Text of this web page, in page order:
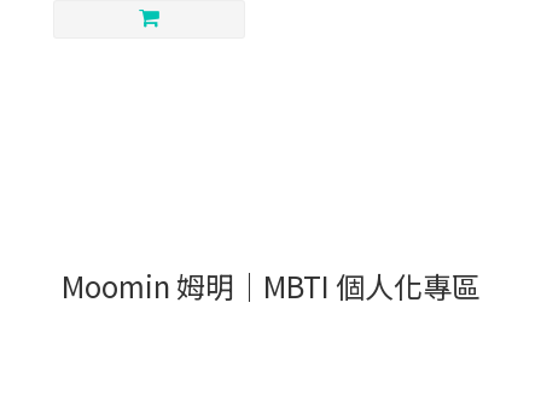
Moomin 姆明｜MBTI 個人化專區